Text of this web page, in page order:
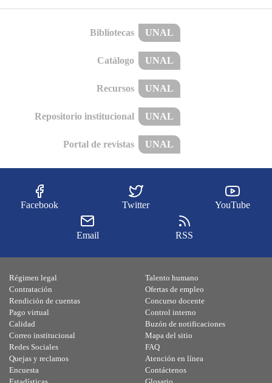
Bibliotecas UNAL
Catálogo UNAL
Recursos UNAL
Repositorio institucional UNAL
Portal de revistas UNAL
Facebook Twitter YouTube
Email RSS
Régimen legal
Contratación
Rendición de cuentas
Pago virtual
Calidad
Talento humano
Ofertas de empleo
Concurso docente
Control interno
Buzón de notificaciones
Correo institucional
Redes Sociales
Quejas y reclamos
Encuesta
Mapa del sitio
FAQ
Atención en línea
Contáctenos